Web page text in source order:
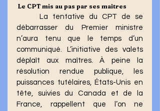
Le CPT mis au pas par ses maîtres
débarrasser du Premier ministre
n’aura tenu que le temps d’un
communiqué. L’initiative des valets
déplaît aux maîtres. À peine la
résolution rendue publique, les
puissances tutélaires, États-Unis en
tête, suivies du Canada et de la
France, rappellent que l’on ne